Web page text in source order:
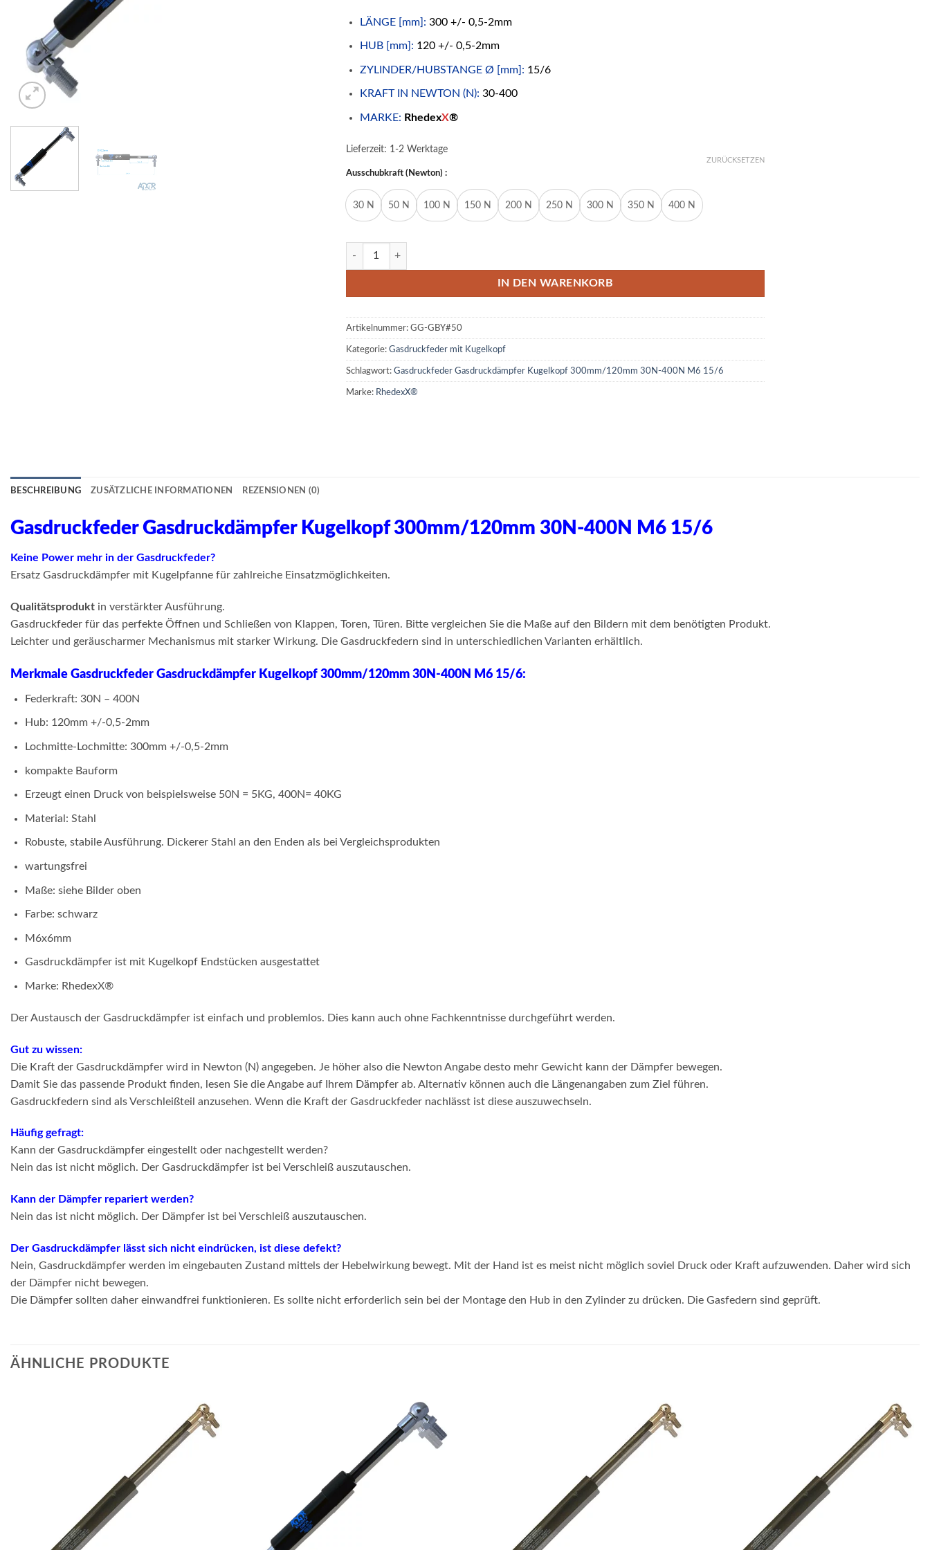
LÄNGE [mm]:300 +/- 0,5-2mm
HUB [mm]: 120 +/- 0,5-2mm
ZYLINDER/HUBSTANGE Ø [mm]: 15/6
KRAFT IN NEWTON (N):30-400
MARKE: RhedexX®
Lieferzeit: 1-2 Werktage
Ausschubkraft (Newton) :
30 N 50 N 100 N 150 N 200 N 250 N 300 N 350 N 400 N
ZURÜCKSETZEN
Gasdruckfeder Gasdruckdämpfer Kugelkopf 300mm/120mm 30N-400N M6 15/6 Menge
IN DEN WARENKORB
Artikelnummer: GG-GBY#50
Kategorie: Gasdruckfeder mit Kugelkopf
Schlagwort: Gasdruckfeder Gasdruckdämpfer Kugelkopf 300mm/120mm 30N-400N M6 15/6
Marke: RhedexX®
BESCHREIBUNG ZUSÄTZLICHE INFORMATIONEN REZENSIONEN (0)
Gasdruckfeder Gasdruckdämpfer Kugelkopf 300mm/120mm 30N-400N M6 15/6
Keine Power mehr in der Gasdruckfeder?
Ersatz Gasdruckdämpfer mit Kugelpfanne für zahlreiche Einsatzmöglichkeiten.
Qualitätsprodukt in verstärkter Ausführung.
Gasdruckfeder für das perfekte Öffnen und Schließen von Klappen, Toren, Türen. Bitte vergleichen Sie die Maße auf den Bildern mit dem benötigten Produkt.
Leichter und geräuscharmer Mechanismus mit starker Wirkung. Die Gasdruckfedern sind in unterschiedlichen Varianten erhältlich.
Merkmale Gasdruckfeder Gasdruckdämpfer Kugelkopf 300mm/120mm 30N-400N M6 15/6:
Federkraft: 30N – 400N
Hub: 120mm +/-0,5-2mm
Lochmitte-Lochmitte: 300mm +/-0,5-2mm
kompakte Bauform
Erzeugt einen Druck von beispielsweise 50N = 5KG, 400N= 40KG
Material: Stahl
Robuste, stabile Ausführung. Dickerer Stahl an den Enden als bei Vergleichsprodukten
wartungsfrei
Maße: siehe Bilder oben
Farbe: schwarz
M6x6mm
Gasdruckdämpfer ist mit Kugelkopf Endstücken ausgestattet
Marke: RhedexX®
Der Austausch der Gasdruckdämpfer ist einfach und problemlos. Dies kann auch ohne Fachkenntnisse durchgeführt werden.
Gut zu wissen:
Die Kraft der Gasdruckdämpfer wird in Newton (N) angegeben. Je höher also die Newton Angabe desto mehr Gewicht kann der Dämpfer bewegen.
Damit Sie das passende Produkt finden, lesen Sie die Angabe auf Ihrem Dämpfer ab. Alternativ können auch die Längenangaben zum Ziel führen.
Gasdruckfedern sind als Verschleißteil anzusehen. Wenn die Kraft der Gasdruckfeder nachlässt ist diese auszuwechseln.
Häufig gefragt:
Kann der Gasdruckdämpfer eingestellt oder nachgestellt werden?
Nein das ist nicht möglich. Der Gasdruckdämpfer ist bei Verschleiß auszutauschen.
Kann der Dämpfer repariert werden?
Nein das ist nicht möglich. Der Dämpfer ist bei Verschleiß auszutauschen.
Der Gasdruckdämpfer lässt sich nicht eindrücken, ist diese defekt?
Nein, Gasdruckdämpfer werden im eingebauten Zustand mittels der Hebelwirkung bewegt. Mit der Hand ist es meist nicht möglich soviel Druck oder Kraft aufzuwenden. Daher wird sich
der Dämpfer nicht bewegen.
Die Dämpfer sollten daher einwandfrei funktionieren. Es sollte nicht erforderlich sein bei der Montage den Hub in den Zylinder zu drücken. Die Gasfedern sind geprüft.
ÄHNLICHE PRODUKTE